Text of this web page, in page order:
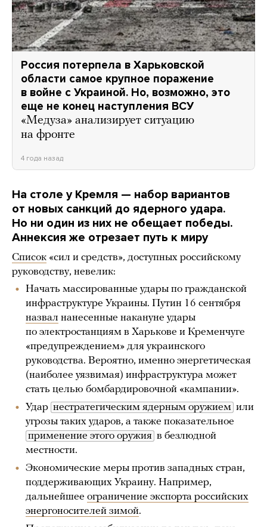
Россия потерпела в Харьковской
области самое крупное поражение
в войне с Украиной. Но, возможно, это
еще не конец наступления ВСУ
«Медуза» анализирует ситуацию
на фронте
4 года назад
На столе у Кремля — набор вариантов
от новых санкций до ядерного удара.
Но ни один из них не обещает победы.
Аннексия же отрезает путь к миру
Список «сил и средств», доступных российскому
руководству, невелик:
Начать массированные удары по гражданской
инфраструктуре Украины. Путин 16 сентября
назвал нанесенные накануне удары
по электростанциям в Харькове и Кременчуге
«предупреждением» для украинского
руководства. Вероятно, именно энергетическая
(наиболее уязвимая) инфраструктура может
стать целью бомбардировочной «кампании».
Удар нестратегическим ядерным оружием или
угрозы таких ударов, а также показательное
применение этого оружия в безлюдной
местности.
Экономические меры против западных стран,
поддерживающих Украину. Например,
дальнейшее ограничение экспорта российских
энергоносителей зимой.